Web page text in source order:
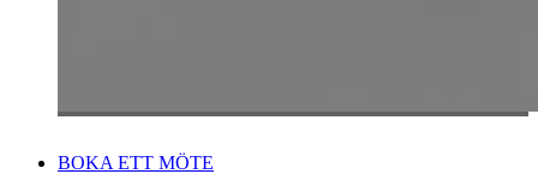
BOKA ETT MÖTE